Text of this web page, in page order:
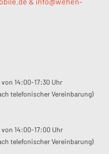
14:00-17:30 Uhr
telefonischer Vereinbarung)
14:00-17:00 Uhr
telefonischer Vereinbarung)